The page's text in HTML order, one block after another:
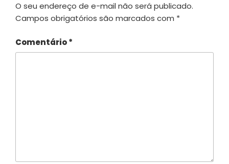
O seu endereço de e-mail não será publicado.
Campos obrigatórios são marcados com *
Comentário*